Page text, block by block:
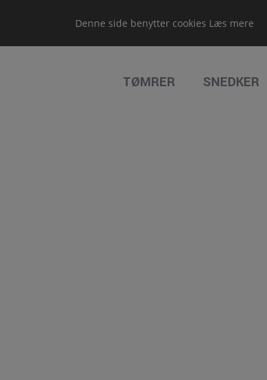
TØMRER SNEDKER
Denne side benytter cookies Læs mere